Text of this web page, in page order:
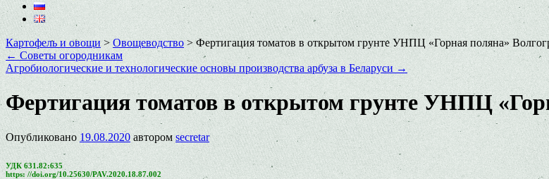
Картофель и овощи > Овощеводство >Фертигация томатов в открытом грунте УНПЦ «Горная поляна»
← Советы огородникам
Агробиологические и технологические основы производства арбуза в Беларуси→
Фертигация томатов в открытом грунте УНПЦ
Опубликовано 19.08.2020 автором secretar
УДК 631.82:635
https: //doi.org/10.25630/PAV.2020.18.87.002